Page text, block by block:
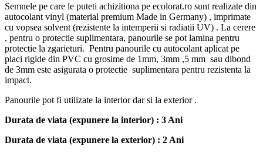
Semnele pe care le puteti achizitiona pe ecolorat.ro sunt realizate din
autocolant vinyl (material premium Made in Germany) , imprimate
cu vopsea solvent (rezistente la intemperii si radiatii UV) . La cerere
, pentru o protectie suplimentara, panourile se pot lamina pentru
protectie la zgarieturi. Pentru panourile cu autocolant aplicat pe
placi rigide din PVC cu grosime de 1mm, 3mm ,5 mm sau dibond
de 3mm este asigurata o protectie suplimentara pentru rezistenta la
impact.
Panourile pot fi utilizate la interior dar si la exterior .
Durata de viata (expunere la interior) : 3 Ani
Durata de viata (expunere la exterior) : 2 Ani